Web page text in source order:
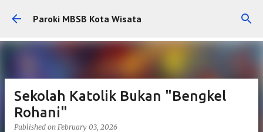
Skip to main content
Paroki MBSB Kota Wisata
Sekolah Katolik Bukan "Bengkel
Rohani"
Published on February 03, 2026